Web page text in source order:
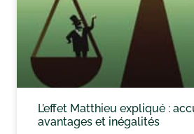
L’effet Matthieu expliqué :
avantages et inégalités